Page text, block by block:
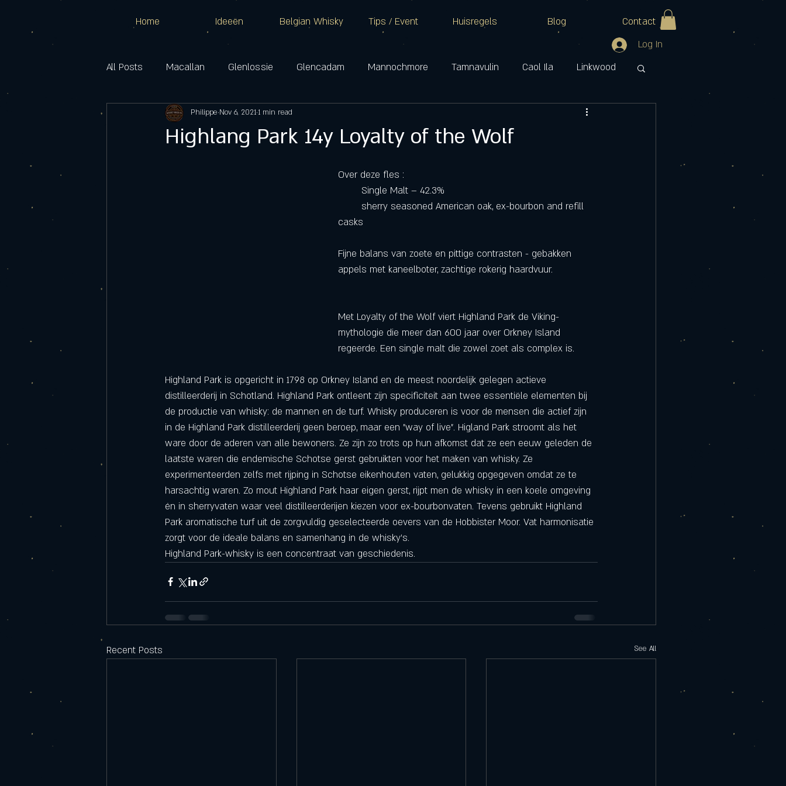
Home Ideeën Belgian Whisky Tips / Event Huisregels Blog
Contact
Log In
All Posts
Macallan Glenlossie Glencadam Mannochmore Tamnavulin Caol Ila Linkwood
Cragganmore Dalwhinnie Glenkinchie Watt Whisky
Highlang Park 14y Loyalty of the Wolf
Philippe Nov 6, 20211 min read
Over deze fles :
	Single Malt – 42.3%
casks
Fijne balans van zoete en pittige contrasten - gebakken
appels met kaneelboter, zachtige rokerig haardvuur.
Met Loyalty of the Wolf viert Highland Park de Viking-
mythologie die meer dan 600 jaar over Orkney Island
regeerde. Een single malt die zowel zoet als complex is.
Highland Park is opgericht in 1798 op Orkney Island en de meest noordelijk gelegen actieve
distilleerderij in Schotland. Highland Park ontleent zijn specificiteit aan twee essentiële elementen bij
de productie van whisky: de mannen en de turf. Whisky produceren is voor de mensen die actief zijn
in de Highland Park distilleerderij geen beroep, maar een "way of live". Higland Park stroomt als het
ware door de aderen van alle bewoners. Ze zijn zo trots op hun afkomst dat ze een eeuw geleden de
laatste waren die endemische Schotse gerst gebruikten voor het maken van whisky. Ze
experimenteerden zelfs met rijping in Schotse eikenhouten vaten, gelukkig opgegeven omdat ze te
harsachtig waren. Zo mout Highland Park haar eigen gerst, rijpt men de whisky in een koele omgeving
én in sherryvaten waar veel distilleerderijen kiezen voor ex-bourbonvaten. Tevens gebruikt Highland
Park aromatische turf uit de zorgvuldig geselecteerde oevers van de Hobbister Moor. Vat harmonisatie
zorgt voor de ideale balans en samenhang in de whisky's.
Highland Park-whisky is een concentraat van geschiedenis.
Recent Posts See All